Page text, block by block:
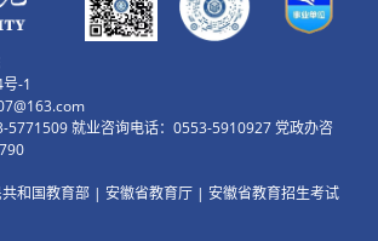
-1
5771509 就业咨询电话：0553-5910927 党政办咨
和国教育部| 安徽省教育厅| 安徽省教育招生考试